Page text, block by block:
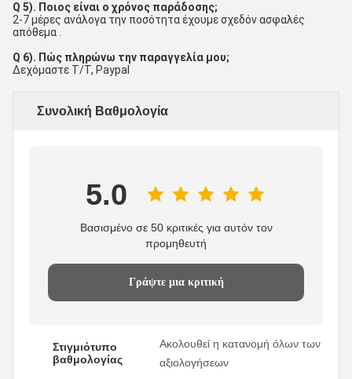
Q 5). Ποιος είναι ο χρόνος παράδοσης;
2-7 μέρες ανάλογα την ποσότητα έχουμε σχεδόν ασφαλές
απόθεμα .
Q 6). Πώς πληρώνω την παραγγελία μου;
Δεχόμαστε T/T, Paypal
Συνολική Βαθμολογία
5.0
Βασισμένο σε 50 κριτικές για αυτόν τον
προμηθευτή
Γράψτε μια κριτική
Στιγμιότυπο
βαθμολογίας
Ακολουθεί η κατανομή όλων των
αξιολογήσεων